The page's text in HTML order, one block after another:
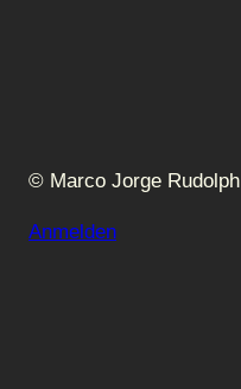
© Marco Jorge Rudolph
Anmelden